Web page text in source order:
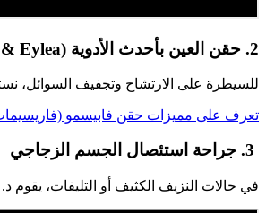
​2. حقن العين بأحدث الأدوية ( & Eylea)
​للسيطرة على الارتشاح وتجفيف السوائل،
تعرف على مميزات حقن فابيسمو
​في حالات النزيف الكثيف أو التليفات،